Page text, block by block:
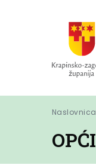
Naslovnica